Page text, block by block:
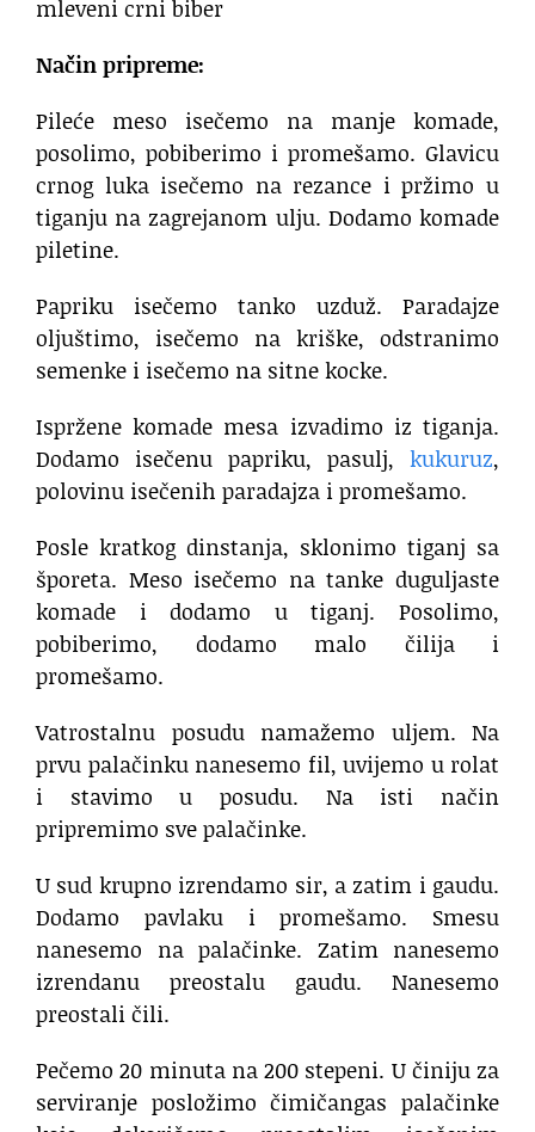
mleveni crni biber
Način pripreme:
Pileće meso isečemo na manje komade,
posolimo, pobiberimo i promešamo. Glavicu
crnog luka isečemo na rezance i pržimo u
tiganju na zagrejanom ulju. Dodamo komade
piletine.
Papriku isečemo tanko uzduž. Paradajze
oljuštimo, isečemo na kriške, odstranimo
semenke i isečemo na sitne kocke.
Ispržene komade mesa izvadimo iz tiganja.
Dodamo isečenu papriku, pasulj, kukuruz,
polovinu isečenih paradajza i promešamo.
Posle kratkog dinstanja, sklonimo tiganj sa
šporeta. Meso isečemo na tanke duguljaste
komade i dodamo u tiganj. Posolimo,
pobiberimo, dodamo malo čilija i
promešamo.
Vatrostalnu posudu namažemo uljem. Na
prvu palačinku nanesemo fil, uvijemo u rolat
i stavimo u posudu. Na isti način
pripremimo sve palačinke.
U sud krupno izrendamo sir, a zatim i gaudu.
Dodamo pavlaku i promešamo. Smesu
nanesemo na palačinke. Zatim nanesemo
izrendanu preostalu gaudu. Nanesemo
preostali čili.
Pečemo 20 minuta na 200 stepeni. U činiju za
serviranje posložimo čimičangas palačinke